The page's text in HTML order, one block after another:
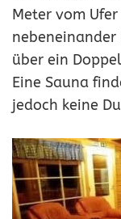
Meter vom
nebeneinander
über ein
Eine Sauna
jedoch keine